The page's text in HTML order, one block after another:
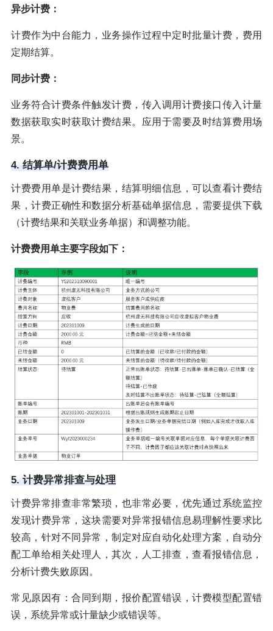
异步计费：
计费作为中台能力，业务操作过程中定时批量计费，费用
定期结算。
同步计费：
业务符合计费条件触发计费，传入调用计费接口传入计量
数据获取实时获取计费结果。应用于需要及时结算费用场
景。
4. 结算单/计费费用单
计费费用单是计费结果，结算明细信息，可以查看计费结
果，计费正确性和数据分析基础单据信息，需要提供下载
（计费结果和关联业务单据）和调整功能。
计费费用单主要字段如下：
5. 计费异常排查与处理
计费异常排查非常繁琐，也非常必要，优先通过系统监控
发现计费异常，这块需要对异常报错信息易理解性要求比
较高，针对不同异常，制定对应自动化处理方案，自动分
配工单给相关处理人，其次，人工排查，查看报错信息，
分析计费失败原因。
常见原因有：合同到期，报价配置错误，计费模型配置错
误，系统异常或计量缺少或错误等。